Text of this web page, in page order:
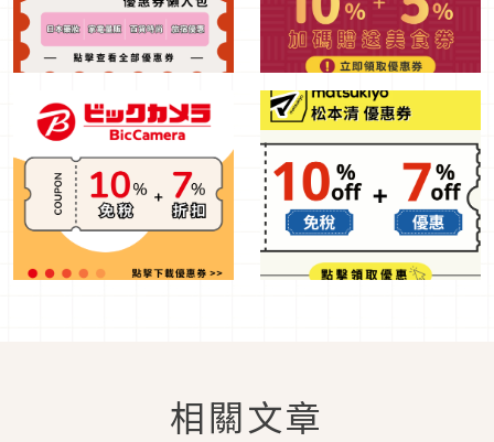
相關文章